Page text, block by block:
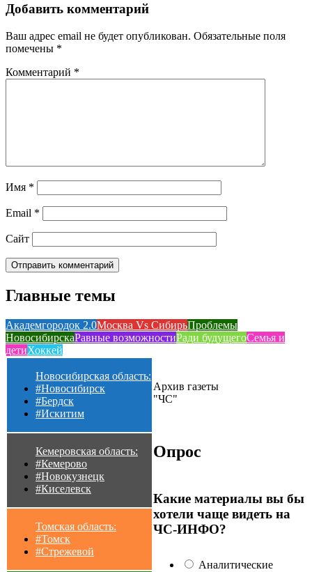
Добавить комментарий
Ваш адрес email не будет опубликован. Обязательные поля
помечены *
Комментарий *
Имя *
Email *
Сайт
Главные темы
Академгородок 2.0Москва Vs СибирьПроблемы
НовосибирскаРавные возможностиРади будущегоСемья и
детиХоккей
Новосибирская область:
#Новосибирск
#Бердск
#Искитим
Кемеровская область:
#Кемерово
#Новокузнецк
#Киселевск
Томская область:
#Томск
#Стрежевой
Архив газеты
"ЧС"
Опрос
Какие материалы вы бы
хотели чаще видеть на
ЧС-ИНФО?
Аналитические